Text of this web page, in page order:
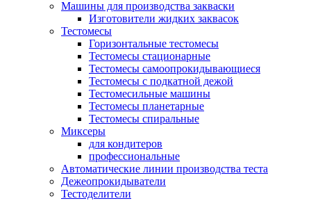
Машины для производства закваски
Изготовители жидких заквасок
Тестомесы
Горизонтальные тестомесы
Тестомесы стационарные
Тестомесы самоопрокидывающиеся
Тестомесы с подкатной дежой
Тестомесильные машины
Тестомесы планетарные
Тестомесы спиральные
Миксеры
для кондитеров
профессиональные
Автоматические линии производства теста
​Дежеопрокидыватели
Тестоделители